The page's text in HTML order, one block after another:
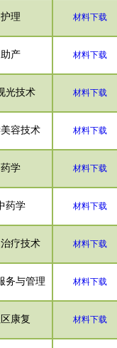
护理 材料下载
助产 材料下载
光技术 材料下载
美容技术 材料下载
药学 材料下载
药学 材料下载
疗技术 材料下载
务与管理 材料下载
康复 材料下载